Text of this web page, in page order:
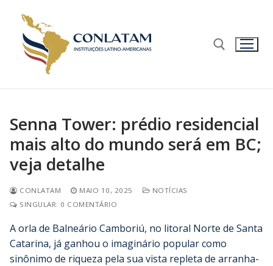
Senna Tower: prédio residencial
mais alto do mundo será em BC;
veja detalhe
CONLATAM MAIO 10, 2025
NOTÍCIAS
SINGULAR: 0 COMENTÁRIO
A orla de Balneário Camboriú, no litoral Norte de Santa
Catarina, já ganhou o imaginário popular como
sinônimo de riqueza pela sua vista repleta de arranha-